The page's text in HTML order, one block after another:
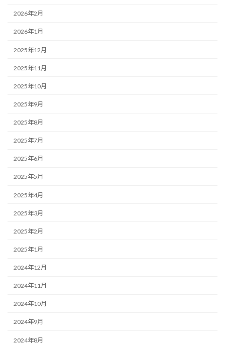
2026年2月
2026年1月
2025年12月
2025年11月
2025年10月
2025年9月
2025年8月
2025年7月
2025年6月
2025年5月
2025年4月
2025年3月
2025年2月
2025年1月
2024年12月
2024年11月
2024年10月
2024年9月
2024年8月